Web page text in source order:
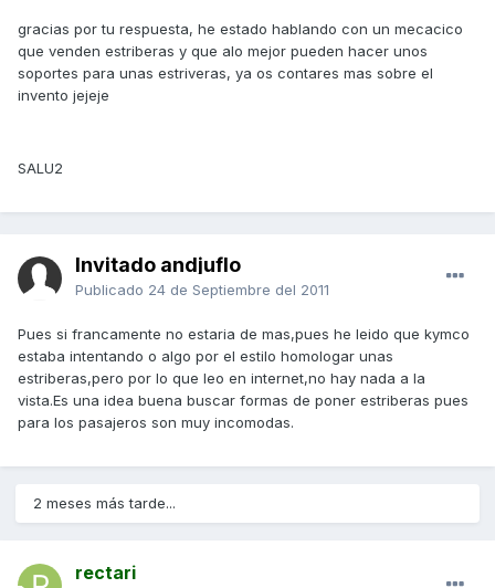
gracias por tu respuesta, he estado hablando con un mecacico
que venden estriberas y que alo mejor pueden hacer unos
soportes para unas estriveras, ya os contares mas sobre el
invento jejeje
SALU2
Invitado andjuflo
Publicado 24 de Septiembre del 2011
Pues si francamente no estaria de mas,pues he leido que kymco
estaba intentando o algo por el estilo homologar unas
estriberas,pero por lo que leo en internet,no hay nada a la
vista.Es una idea buena buscar formas de poner estriberas pues
para los pasajeros son muy incomodas.
2 meses más tarde...
rectari